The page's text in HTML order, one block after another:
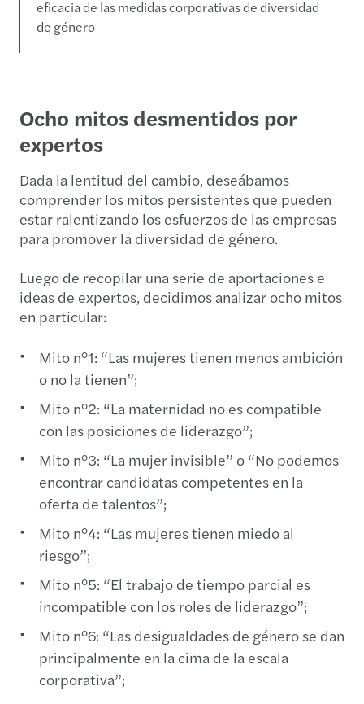
eficacia de las medidas corporativas de diversidad
de género
Ocho mitos desmentidos por
expertos
Dada la lentitud del cambio, deseábamos
comprender los mitos persistentes que pueden
estar ralentizando los esfuerzos de las empresas
para promover la diversidad de género.
Luego de recopilar una serie de aportaciones e
ideas de expertos, decidimos analizar ocho mitos
en particular:
Mito n°1: “Las mujeres tienen menos ambición
o no la tienen”;
Mito n°2: “La maternidad no es compatible
con las posiciones de liderazgo”;
Mito n°3: “La mujer invisible” o “No podemos
encontrar candidatas competentes en la
oferta de talentos”;
Mito n°4: “Las mujeres tienen miedo al
riesgo”;
Mito n°5: “El trabajo de tiempo parcial es
incompatible con los roles de liderazgo”;
Mito n°6: “Las desigualdades de género se dan
principalmente en la cima de la escala
corporativa”;